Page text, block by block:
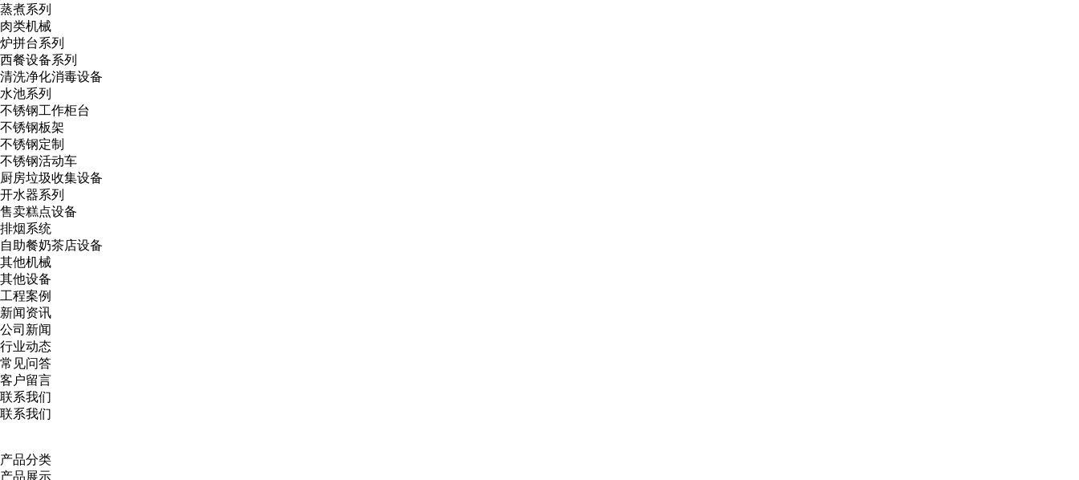
蒸煮系列
肉类机械
炉拼台系列
西餐设备系列
清洗净化消毒设备
水池系列
不锈钢工作柜台
不锈钢板架
不锈钢定制
不锈钢活动车
厨房垃圾收集设备
开水器系列
售卖糕点设备
排烟系统
自助餐奶茶店设备
其他机械
其他设备
工程案例
新闻资讯
公司新闻
行业动态
常见问答
客户留言
联系我们
联系我们
产品分类
产品展示